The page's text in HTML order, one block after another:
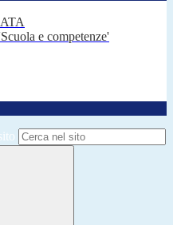
e competenze'